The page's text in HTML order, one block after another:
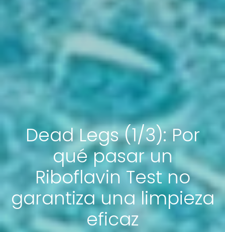
Dead Legs (1/3): Por
qué pasar un
Riboflavin Test no
garantiza una limpieza
eficaz